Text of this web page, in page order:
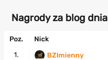
Nagrody za blog dnia
Poz.
Nick
1.
BZImienny